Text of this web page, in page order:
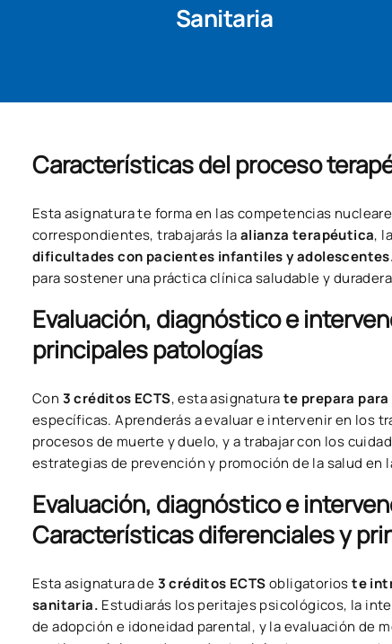
Sanitaria
Características del proceso
Esta asignatura te forma en las competencias
correspondientes, trabajarás laalianza terapéutica,
dificultades con pacientes infantiles y
para sostener una práctica clínica saludable y
Evaluación, diagnóstico e
principales patologías
Con 3 créditos ECTS, esta asignaturate prepara
específicas. Aprenderás a evaluar e intervenir en los
procesos de muerte y duelo, y a trabajar con los
estrategias de prevención y promoción de la salud en
Evaluación, diagnóstico e
Características diferenciales y
Esta asignatura de3 créditos ECTSobligatorioste
sanitaria. Estudiarás los peritajes psicológicos, la
de adopción e idoneidad parental, y la evaluación de